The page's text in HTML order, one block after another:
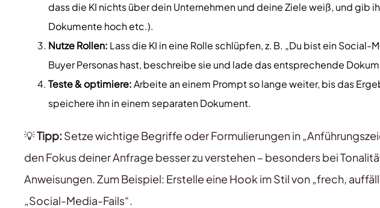
dass die KI nichts über dein Unternehmen und deine Ziele weiß, und gib
Dokumente hoch etc.).
Nutze Rollen: Lass die KI in eine Rolle schlüpfen, z. B. „Du bist ein
Buyer Personas hast, beschreibe sie und lade das entsprechende
Teste & optimiere:Arbeite an einem Prompt so lange weiter, bis das
speichere ihn in einem separaten Dokument.
💡Tipp: Setze wichtige Begriffe oder Formulierungen in
den Fokus deiner Anfrage besser zu verstehen – besonders bei
Anweisungen. Zum Beispiel: Erstelle eine Hook im Stil von „frech,
„Social-Media-Fails“.